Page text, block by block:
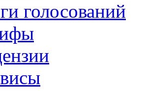
голосований